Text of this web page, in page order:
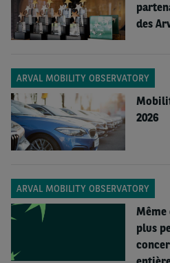
été opéré, et nous sommes
rôle de prescripteur en
Alain van Groenendael,
d'Arval
2025
des
ARVAL MOBILITY OBSERVATORY
2026
ARVAL MOBILITY OBSERVATORY
Même
plus